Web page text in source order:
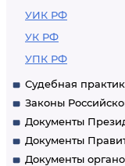
УИК РФ
УК РФ
УПК РФ
Судебная
Законы
Документы
Документы
Документы